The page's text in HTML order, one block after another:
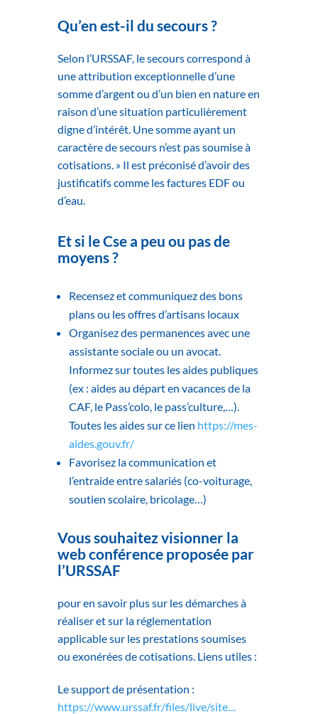
Qu’en est-il du secours ?
Selon l’URSSAF, le secours correspond à
une attribution exceptionnelle d’une
somme d’argent ou d’un bien en nature en
raison d’une situation particulièrement
digne d’intérêt. Une somme ayant un
caractère de secours n’est pas soumise à
cotisations. » Il est préconisé d’avoir des
justificatifs comme les factures EDF ou
d’eau.
Et si le Cse a peu ou pas de
moyens ?
Recensez et communiquez des bons
plans ou les offres d’artisans locaux
Organisez des permanences avec une
assistante sociale ou un avocat.
Informez sur toutes les aides publiques
(ex : aides au départ en vacances de la
CAF, le Pass’colo, le pass’culture,…).
Toutes les aides sur ce lien https://mes-
aides.gouv.fr/
Favorisez la communication et
l’entraide entre salariés (co-voiturage,
soutien scolaire, bricolage…)
Vous souhaitez visionner la
web conférence proposée par
l’URSSAF
pour en savoir plus sur les démarches à
réaliser et sur la réglementation
applicable sur les prestations soumises
ou exonérées de cotisations. Liens utiles :
Le support de présentation :
https://www.urssaf.fr/files/live/site…